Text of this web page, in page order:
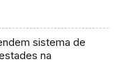
sistema de
na